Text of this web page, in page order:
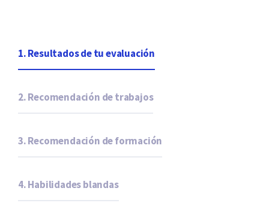
1. Resultados de tu evaluación
2. Recomendación de trabajos
3. Recomendación de formación
4. Habilidades blandas